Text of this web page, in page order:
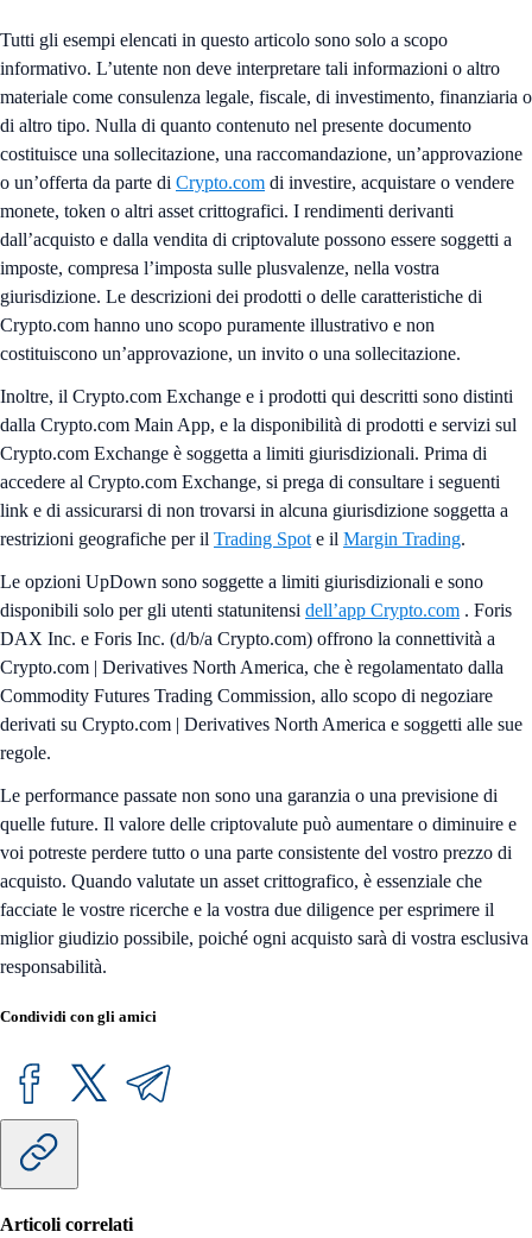
Tutti gli esempi elencati in questo articolo sono solo a scopo
informativo. L’utente non deve interpretare tali informazioni o altro
materiale come consulenza legale, fiscale, di investimento, finanziaria o
di altro tipo. Nulla di quanto contenuto nel presente documento
costituisce una sollecitazione, una raccomandazione, un’approvazione
o un’offerta da parte di Crypto.com di investire, acquistare o vendere
monete, token o altri asset crittografici. I rendimenti derivanti
dall’acquisto e dalla vendita di criptovalute possono essere soggetti a
imposte, compresa l’imposta sulle plusvalenze, nella vostra
giurisdizione. Le descrizioni dei prodotti o delle caratteristiche di
Crypto.com hanno uno scopo puramente illustrativo e non
costituiscono un’approvazione, un invito o una sollecitazione.
Inoltre, il Crypto.com Exchange e i prodotti qui descritti sono distinti
dalla Crypto.com Main App, e la disponibilità di prodotti e servizi sul
Crypto.com Exchange è soggetta a limiti giurisdizionali. Prima di
accedere al Crypto.com Exchange, si prega di consultare i seguenti
link e di assicurarsi di non trovarsi in alcuna giurisdizione soggetta a
restrizioni geografiche per il Trading Spot e il Margin Trading.
Le opzioni UpDown sono soggette a limiti giurisdizionali e sono
disponibili solo per gli utenti statunitensi dell’app Crypto.com . Foris
DAX Inc. e Foris Inc. (d/b/a Crypto.com) offrono la connettività a
Crypto.com | Derivatives North America, che è regolamentato dalla
Commodity Futures Trading Commission, allo scopo di negoziare
derivati su Crypto.com | Derivatives North America e soggetti alle sue
regole.
Le performance passate non sono una garanzia o una previsione di
quelle future. Il valore delle criptovalute può aumentare o diminuire e
voi potreste perdere tutto o una parte consistente del vostro prezzo di
acquisto. Quando valutate un asset crittografico, è essenziale che
facciate le vostre ricerche e la vostra due diligence per esprimere il
miglior giudizio possibile, poiché ogni acquisto sarà di vostra esclusiva
responsabilità.
Condividi con gli amici
Articoli correlati